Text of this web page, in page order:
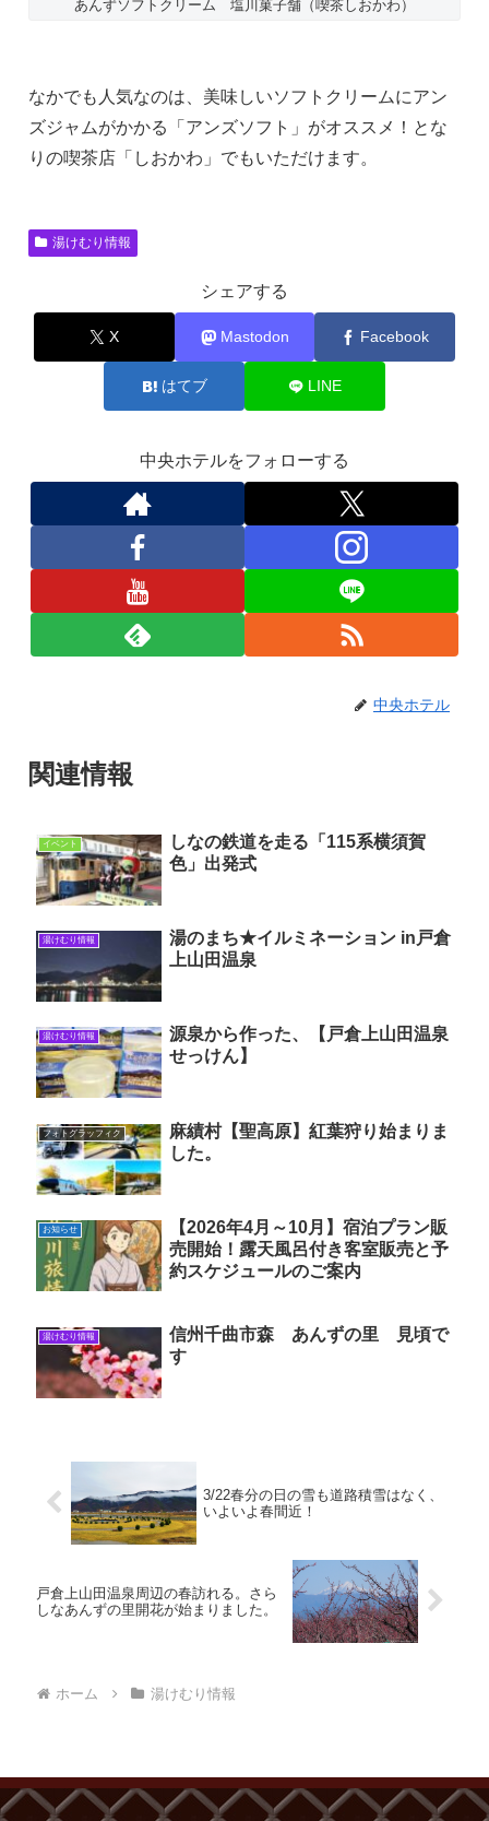
あんずソフトクリーム 塩川菓子舗（喫茶しおかわ）
なかでも人気なのは、美味しいソフトクリームにアン
ズジャムがかかる「アンズソフト」がオススメ！とな
りの喫茶店「しおかわ」でもいただけます。
湯けむり情報
シェアする
X Mastodon Facebook
はてブ LINE
中央ホテルをフォローする
中央ホテル
関連情報
イベント
しなの鉄道を走る「115系横須賀
色」出発式
湯けむり情報
湯のまち★イルミネーション in戸倉
上山田温泉
湯けむり情報
源泉から作った、【戸倉上山田温泉
せっけん】
フォトグラッフィク
麻績村【聖高原】紅葉狩り始まりま
した。
お知らせ
【2026年4月～10月】宿泊プラン販
売開始！露天風呂付き客室販売と予
約スケジュールのご案内
湯けむり情報
信州千曲市森 あんずの里 見頃で
す
3/22春分の日の雪も道路積雪はなく、
いよいよ春間近！
戸倉上山田温泉周辺の春訪れる。さら
しなあんずの里開花が始まりました。
ホーム 湯けむり情報